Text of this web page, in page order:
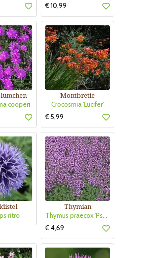
€ 10,99
cooperi
Montbretie
Crocosmia 'Lucifer'
€ 5,99
ritro
Thymian
Thymus praecox 'Pseudolanuginosus'
€ 4,69